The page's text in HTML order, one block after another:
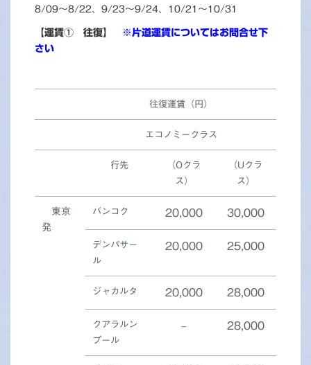
8/09～8/22、9/23～9/24、10/21～10/31
【運賃① 往復】
※片道運賃についてはお問合せ下
さい
往復運賃（円）
エコノミークラス
行先
（Oクラ
ス）
（Uクラ
ス）
東京
発
バンコク 20,000 30,000
デンパサー
ル
20,000 25,000
ジャカルタ 20,000 28,000
クアラルン
プール
– 28,000